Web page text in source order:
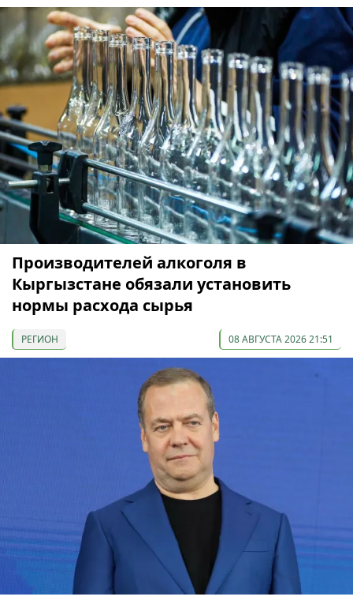
Производителей алкоголя в
Кыргызстане обязали установить
нормы расхода сырья
РЕГИОН 08 АВГУСТА 2026 21:51